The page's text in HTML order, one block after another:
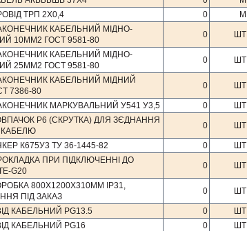
ТРП 2Х0,4 0 М
КАБЕЛЬНИЙ МІДНО-
10ММ2 ГОСТ 9581-80
0 ШТ
КАБЕЛЬНИЙ МІДНО-
25ММ2 ГОСТ 9581-80
0 ШТ
КАБЕЛЬНИЙ МІДНИЙ
7386-80
0 ШТ
МАРКУВАЛЬНИЙ У541 У3,5 0 ШТ
Р6 (СКРУТКА) ДЛЯ ЗЄДНАННЯ
КАБЕЛЮ
0 ШТ
К675У3 ТУ 36-1445-82 0 ШТ
ПРИ ПІДКЛЮЧЕННІ ДО
G20
0 ШТ
800Х1200Х310ММ IР31,
ПІД ЗАКАЗ
0 ШТ
КАБЕЛЬНИЙ PG13.5 0 ШТ
КАБЕЛЬНИЙ PG16 0 ШТ